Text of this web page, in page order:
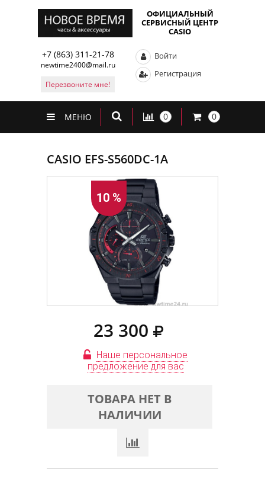
ОФИЦИАЛЬНЫЙ
СЕРВИСНЫЙ ЦЕНТР
CASIO
+7 (863) 311-21-78
newtime2400@mail.ru
Перезвоните мне!
Войти
Регистрация
МЕНЮ 0 0
CASIO EFS-S560DC-1A
10 %
23 300
Наше персональное
предложение для вас
ТОВАРА НЕТ В
НАЛИЧИИ